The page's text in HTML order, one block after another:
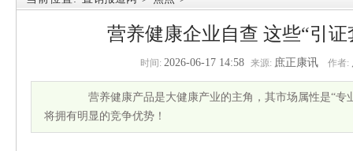
营养健康企业自查 这些“引
时间: 2026-06-17 14:58 来源: 庶正康讯 作者:
营养健康产品是大健康产业的主角，其市场属性是“专
将拥有明显的竞争优势！